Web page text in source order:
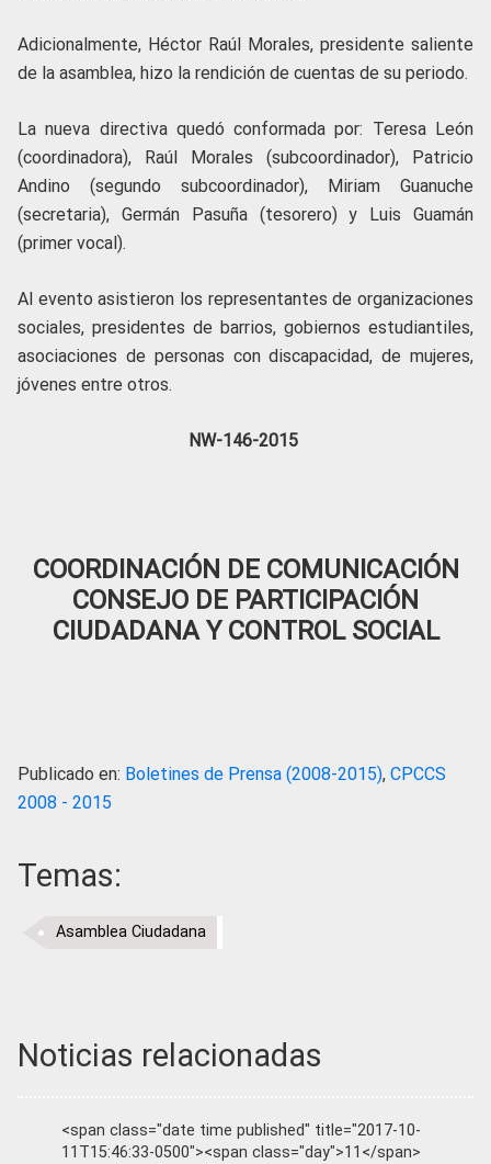
Adicionalmente, Héctor Raúl Morales, presidente saliente
de la asamblea, hizo la rendición de cuentas de su periodo.
La nueva directiva quedó conformada por: Teresa León
(coordinadora), Raúl Morales (subcoordinador), Patricio
Andino (segundo subcoordinador), Miriam Guanuche
(secretaria), Germán Pasuña (tesorero) y Luis Guamán
(primer vocal).
Al evento asistieron los representantes de organizaciones
sociales, presidentes de barrios, gobiernos estudiantiles,
asociaciones de personas con discapacidad, de mujeres,
jóvenes entre otros.
NW-146-2015
COORDINACIÓN DE COMUNICACIÓN
CONSEJO DE PARTICIPACIÓN
CIUDADANA Y CONTROL SOCIAL
Publicado en: Boletines de Prensa (2008-2015), CPCCS
2008 - 2015
Temas:
Asamblea Ciudadana
Noticias relacionadas
<span class="date time published" title="2017-10-
11T15:46:33-0500"><span class="day">11</span>